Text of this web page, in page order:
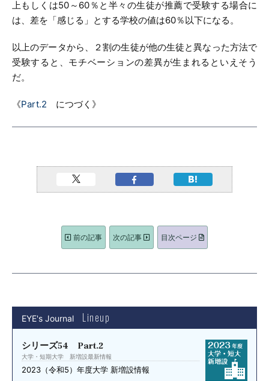
上もしくは50～60％と半々の生徒が推薦で受験する場合に
は、差を「感じる」とする学校の値は60％以下になる。
以上のデータから、２割の生徒が他の生徒と異なった方法で
受験すると、モチベーションの差異が生まれるといえそう
だ。
《Part.2 につづく》
前の記事 次の記事 目次ページ
EYE's Journal Lineup
シリーズ54 Part.2
大学・短期大学 新増設最新情報
2023（令和5）年度大学 新増設情報